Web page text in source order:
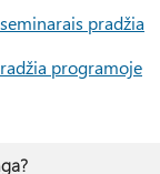
pradžia
programoje